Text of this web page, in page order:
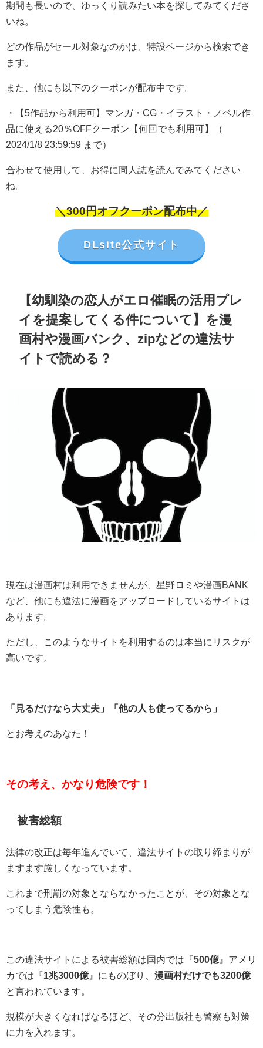
期間も長いので、ゆっくり読みたい本を探してみてくださ
いね。
どの作品がセール対象なのかは、特設ページから検索でき
ます。
また、他にも以下のクーポンが配布中です。
・【5作品から利用可】マンガ・CG・イラスト・ノベル作
品に使える20％OFFクーポン【何回でも利用可】（
2024/1/8 23:59:59 まで）
合わせて使用して、お得に同人誌を読んでみてください
ね。
＼300円オフクーポン配布中／
DLsite公式サイト
【幼馴染の恋人がエロ催眠の活用プレ
イを提案してくる件について】を漫
画村や漫画バンク、zipなどの違法サ
イトで読める？
現在は漫画村は利用できませんが、星野ロミや漫画BANK
など、他にも違法に漫画をアップロードしているサイトは
あります。
ただし、このようなサイトを利用するのは本当にリスクが
高いです。
「見るだけなら大丈夫」「他の人も使ってるから」
とお考えのあなた！
その考え、かなり危険です！
被害総額
法律の改正は毎年進んでいて、違法サイトの取り締まりが
ますます厳しくなっています。
これまで刑罰の対象とならなかったことが、その対象とな
ってしまう危険性も。
この違法サイトによる被害総額は国内では『500億 』アメリ
カでは『1兆3000億 』にものぼり、 漫画村だけでも3200億
と言われています。
規模が大きくなればなるほど、その分出版社も警察も対策
に力を入れます。